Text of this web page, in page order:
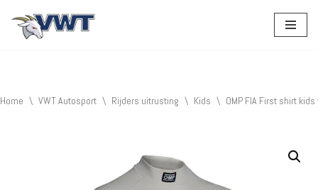
Home \ VWT Autosport \ Rijders uitrusting \ Kids \ OMP FIA First shirt